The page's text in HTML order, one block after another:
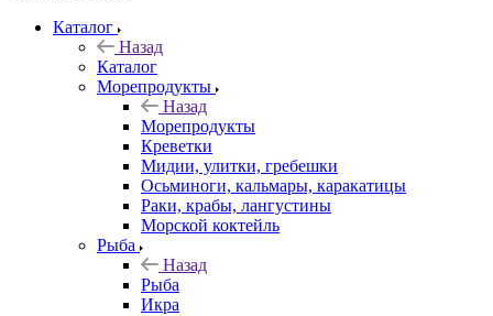
Каталог
Назад
Каталог
Морепродукты
Назад
Морепродукты
Креветки
Мидии, улитки, гребешки
Осьминоги, кальмары, каракатицы
Раки, крабы, лангустины
Морской коктейль
Рыба
Назад
Рыба
Икра